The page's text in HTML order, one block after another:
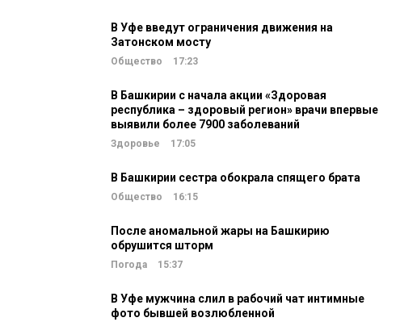
В Уфе введут ограничения движения на
Затонском мосту
Общество 17:23
В Башкирии с начала акции «Здоровая
республика – здоровый регион» врачи впервые
выявили более 7900 заболеваний
Здоровье 17:05
В Башкирии сестра обокрала спящего брата
Общество 16:15
После аномальной жары на Башкирию
обрушится шторм
Погода 15:37
В Уфе мужчина слил в рабочий чат интимные
фото бывшей возлюбленной